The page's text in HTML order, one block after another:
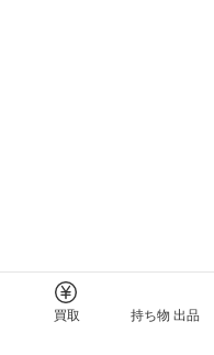
買取 持ち物 出品